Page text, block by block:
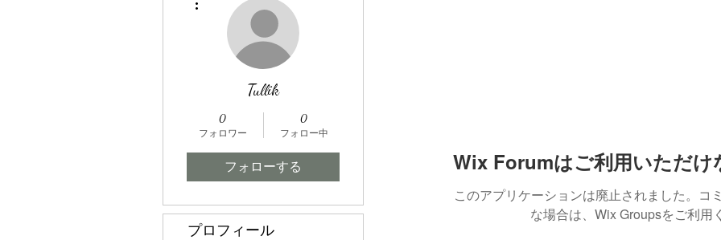
Wix Forumはご利用いただけ
このアプリケーションは廃止されました。コ
な場合は、Wix Groupsをご利用
Tullik
0
フォロワー
0
フォロー中
フォローする
プロフィール